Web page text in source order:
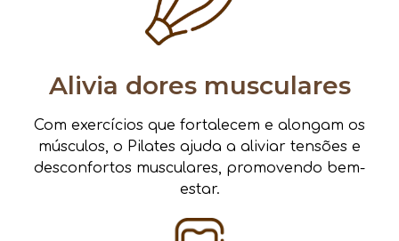
Alivia dores musculares
Com exercícios que fortalecem e alongam os
músculos, o Pilates ajuda a aliviar tensões e
desconfortos musculares, promovendo bem-
estar.